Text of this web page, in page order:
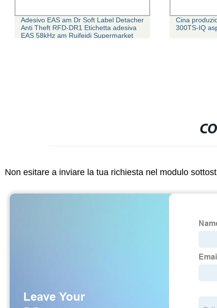
Adesivo EAS am Dr Soft Label Detacher
Anti Theft RFD-DR1 Etichetta adesiva
EAS 58kHz am Ruifeidi Supermarket
Cina
300TS-IQ
Non esitare a inviare la tua richiesta nel modulo